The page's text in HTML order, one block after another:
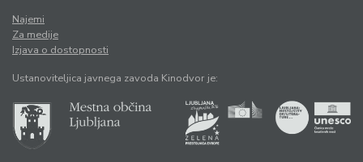
Najemi
Za medije
Izjava o dostopnosti
Ustanoviteljica javnega zavoda Kinodvor je: